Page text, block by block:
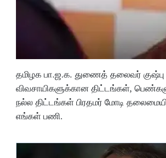
தமிழக பா.ஜ.க. துணைத் தலைவர் குஷ்பு
விவசாயிகளுக்கான திட்டங்கள்,
நல்ல திட்டங்கள் பிரதமர் மோடி
எங்கள் பணி.